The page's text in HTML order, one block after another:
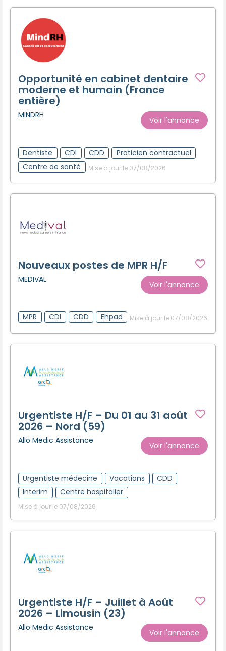
Opportunité en cabinet dentaire
moderne et humain (France
entière)
MINDRH
Voir l'annonce
Dentiste CDI CDD
Praticien contractuel
Centre de santé
Mise à jour le 07/08/2026
Nouveaux postes de MPR H/F
MEDIVAL
Voir l'annonce
MPR CDI CDD Ehpad Mise à jour le 07/08/2026
Urgentiste H/F – Du 01 au 31 août
2026 – Nord (59)
Allo Medic Assistance
Voir l'annonce
Urgentiste médecine Vacations
CDD
Interim
Centre hospitalier
Mise à jour le 07/08/2026
Urgentiste H/F – Juillet à Août
2026 – Limousin (23)
Allo Medic Assistance
Voir l'annonce